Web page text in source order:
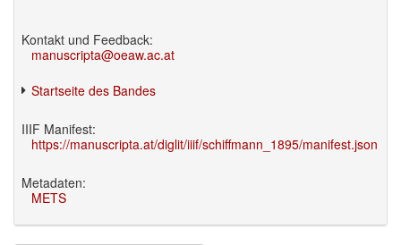
Kontakt und Feedback:
manuscripta@oeaw.ac.at
Startseite des Bandes
IIIF Manifest:
https://manuscripta.at/diglit/iiif/schiffmann_1895/manifest.json
Metadaten:
METS